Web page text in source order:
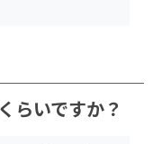
らいですか？